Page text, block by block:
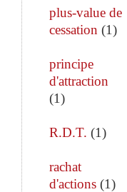
plus-value de
cessation (1)
principe
d'attraction
(1)
R.D.T. (1)
rachat
d'actions (1)